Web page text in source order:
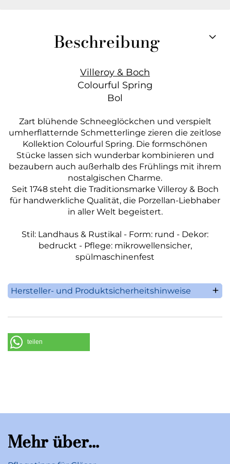
Beschreibung
Villeroy & Boch
Colourful Spring
Bol​
Zart blühende Schneeglöckchen und verspielt
umherflatternde Schmetterlinge zieren die zeitlose
Kollektion Colourful Spring. Die formschönen
Stücke lassen sich wunderbar kombinieren und
bezaubern auch außerhalb des Frühlings mit ihrem
nostalgischen Charme.
Seit 1748 steht die Traditionsmarke Villeroy & Boch
für handwerkliche Qualität, die Porzellan-Liebhaber
in aller Welt begeistert.
Stil: Landhaus & Rustikal - Form: rund - Dekor:
bedruckt - Pflege: mikrowellensicher,
spülmaschinenfest
Hersteller- und Produktsicherheitshinweise
Telefon: +49 (0) 68 64 / 81 0
teilen
Mehr über...